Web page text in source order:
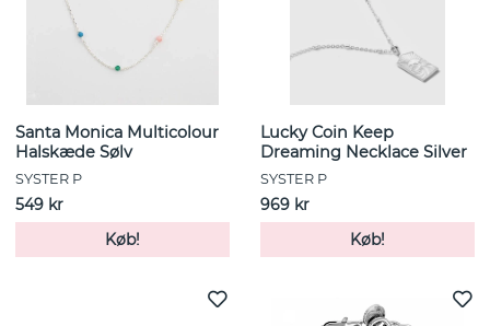
Santa Monica Multicolour
Halskæde Sølv
SYSTER P
549 kr
Køb!
Lucky Coin Keep
Dreaming Necklace Silver
SYSTER P
969 kr
Køb!